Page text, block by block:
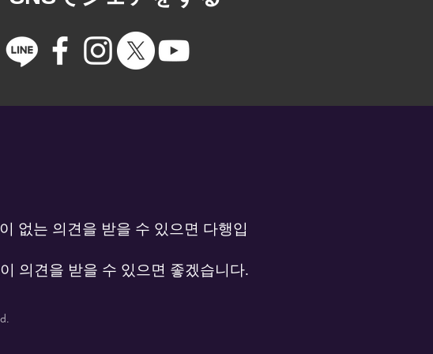
없는 의견을 받을 수 있으면 다행입
의견을 받을 수 있으면 좋겠습니다.